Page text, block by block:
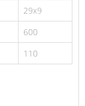
29x9
600
110